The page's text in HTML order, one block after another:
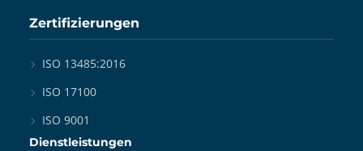
Zertifizierungen
ISO 13485:2016
ISO 17100
ISO 9001
Dienstleistungen